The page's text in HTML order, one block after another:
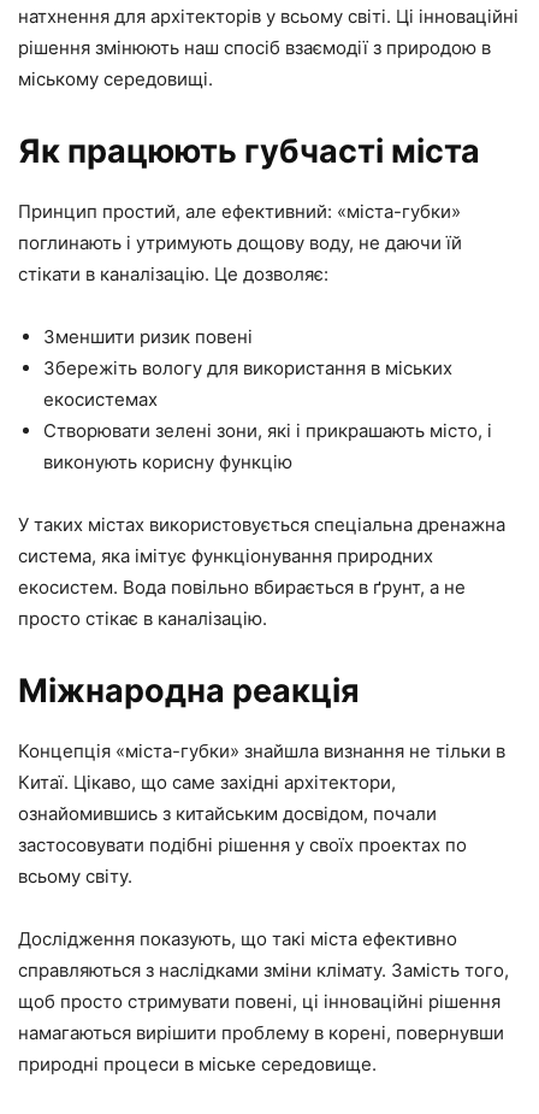
натхнення для архітекторів у всьому світі. Ці інноваційні
рішення змінюють наш спосіб взаємодії з природою в
міському середовищі.
Як працюють губчасті міста
Принцип простий, але ефективний: «міста-губки»
поглинають і утримують дощову воду, не даючи їй
стікати в каналізацію. Це дозволяє:
Зменшити ризик повені
Збережіть вологу для використання в міських
екосистемах
Створювати зелені зони, які і прикрашають місто, і
виконують корисну функцію
У таких містах використовується спеціальна дренажна
система, яка імітує функціонування природних
екосистем. Вода повільно вбирається в ґрунт, а не
просто стікає в каналізацію.
Міжнародна реакція
Концепція «міста-губки» знайшла визнання не тільки в
Китаї. Цікаво, що саме західні архітектори,
ознайомившись з китайським досвідом, почали
застосовувати подібні рішення у своїх проектах по
всьому світу.
Дослідження показують, що такі міста ефективно
справляються з наслідками зміни клімату. Замість того,
щоб просто стримувати повені, ці інноваційні рішення
намагаються вирішити проблему в корені, повернувши
природні процеси в міське середовище.